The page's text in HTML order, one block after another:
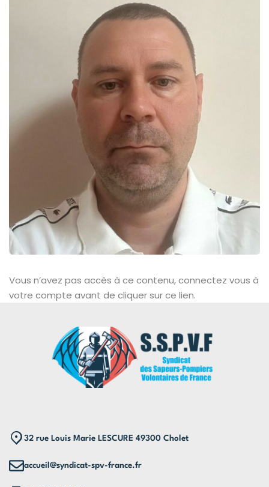
Vous n’avez pas accès à ce contenu, connectez vous à
votre compte avant de cliquer sur ce lien.
32 rue Louis Marie LESCURE 49300 Cholet
accueil@syndicat-spv-france.fr